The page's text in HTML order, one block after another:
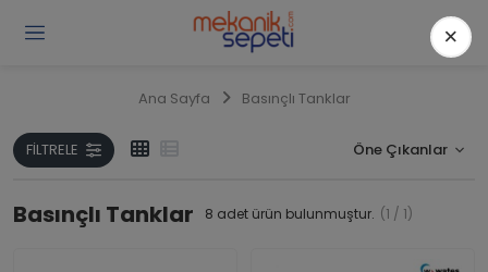
Ana Sayfa Basınçlı Tanklar
FILTRELE
Basınçlı Tanklar 8 adet ürün bulunmuştur. (1 / 1)
×